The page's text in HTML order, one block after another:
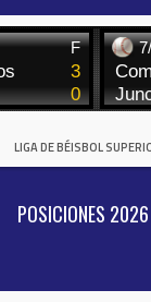
LIGA DE BÉISBOL
POSICIONES 2026